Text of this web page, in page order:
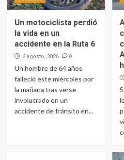
Un motociclista perdió
la vida en un
accidente en la Ruta 6
6 agosto, 2026 0
Un hombre de 64 años
falleció este miércoles por
la mañana tras verse
involucrado en un
accidente de tránsito en...